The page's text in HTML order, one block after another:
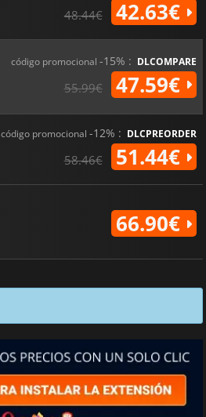
48.44€ 42.63€
código promocional -15% : DLCOMPARE
55.99€ 47.59€
código promocional -12% : DLCPREORDER
58.46€ 51.44€
66.90€